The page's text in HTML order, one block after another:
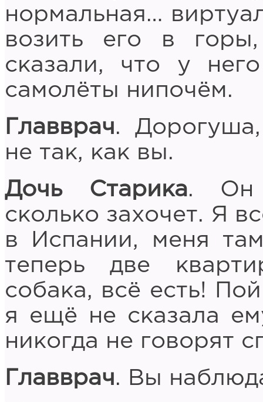
нормальная…
возить его в
сказали, что у
самолёты нипочём.
Главврач.
не так, как вы.
Дочь Старика. Он
сколько захочет. Я
в Испании, меня
теперь две
собака, всё есть!
я ещё не сказала
никогда не говорят
Главврач. Вы